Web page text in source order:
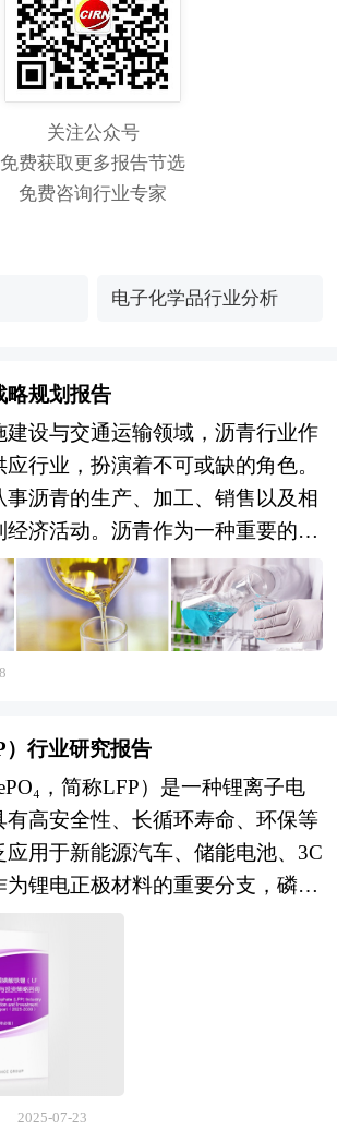
关注公众号
免费获取更多报告节选
免费咨询行业专家
电子化学品行业分析
略规划报告
建设与交通运输领域，沥青行业作
行业，扮演着不可或缺的角色。
沥青的生产、加工、销售以及相
经济活动。沥青作为一种重要的道
应用于公路、城市道路、机场跑
础设施的建设与维护，同时也用于
缘等工业领域。其性能直接影响到
行车安全与舒适性，是保障国家
本实现社会主义现代化；第二个阶
把我国建成富强民主文明和谐美
代化强国。作为迈进新时代的第一
四五”规划将开启未来30年经济社
“十四五”规划是迈进新时代的第
是未来30年中国经济发展的新起
五中全会上，不同于以往五年规划
与审议，“十四五”规划的建议与
的建议一并被提出，足见“十四
往五年规划的延续，还将进一步
至30年经济发展的新蓝图。 五年
社会发展的顶层设计，也是一种
行业研究报告
，简称LFP）是一种锂离子电
有高安全性、长循环寿命、环保等
应用于新能源汽车、储能电池、3C
锂电正极材料的重要分支，磷酸
锂离子电池材料。近年来，随着新
快速发展和储能市场的兴起，磷酸
新的发展机遇。 当前，中国磷酸
快速发展阶段，市场集中度较高，
纳米等领先企业占据大部分市场份
步和市场需求的增长，磷酸铁锂
2025-07-23